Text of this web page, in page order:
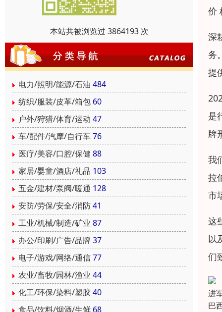
本站共被浏览过 3864193 次
电力/照明/能源/石油 484
纺织/服装/皮革/箱包 60
户外/狩猎/体育/运动 47
车/配件/汽摩/自行车76
医疗/美容/口腔/保健 88
家居/婴童/酒店/礼品 103
五金/建材/泵阀/暖通 128
安防/劳保/安全/消防41
工业/机械/制造/矿业 87
办公/印刷/广告/品牌37
电子/游戏/网络/通信77
农业/畜牧/园林/渔业 44
化工/环保/染料/塑胶40
食品/饮料/烟酒/生鲜 68
价
深
务
提
是
牌
我
拉
市
这
以
们
进
巴